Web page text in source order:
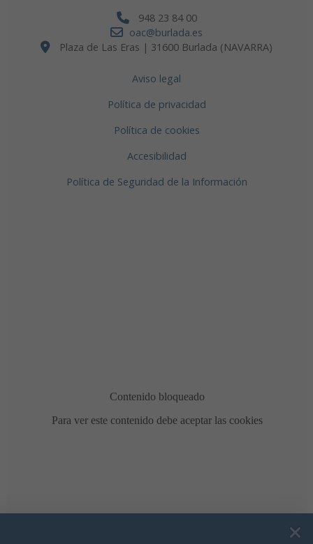
948 23 84 00
oac@burlada.es
Plaza de Las Eras | 31600 Burlada (NAVARRA)
Aviso legal
Política de privacidad
Política de cookies
Accesibilidad
Política de Seguridad de la Información